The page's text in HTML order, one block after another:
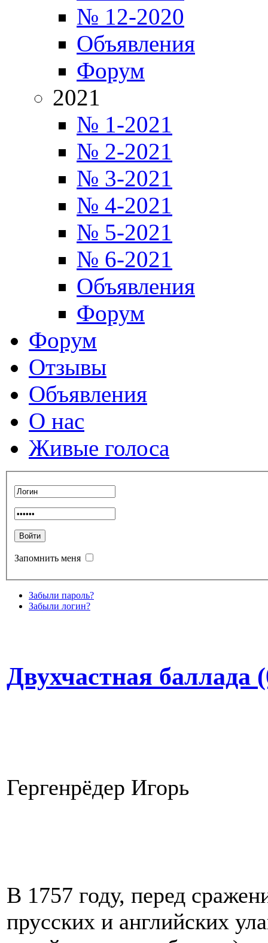
№ 12-2020
Объявления
Форум
2021
№ 1-2021
№ 2-2021
№ 3-2021
№ 4-2021
№ 5-2021
№ 6-2021
Объявления
Форум
Форум
Отзывы
Объявления
О нас
Живые голоса
Запомнить меня
Забыли пароль?
Забыли логин?
Двухчастная баллада
Гергенрёдер Игорь
В 1757 году, перед
прусских и английских